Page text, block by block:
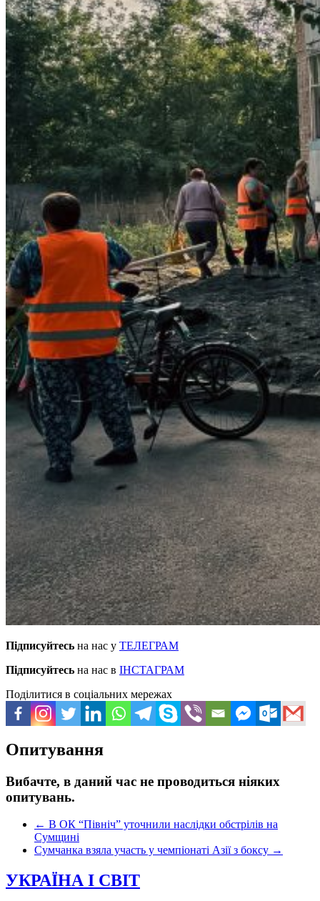
Підписуйтесь на нас у ТЕЛЕГРАМ
Підписуйтесь на нас в ІНСТАГРАМ
Поділитися в соціальних мережах
Опитування
Вибачте, в даний час не проводиться ніяких
опитувань.
← В ОК “Північ” уточнили наслідки обстрілів на
Сумщині
Сумчанка взяла участь у чемпіонаті Азії з боксу →
УКРАЇНА І СВІТ